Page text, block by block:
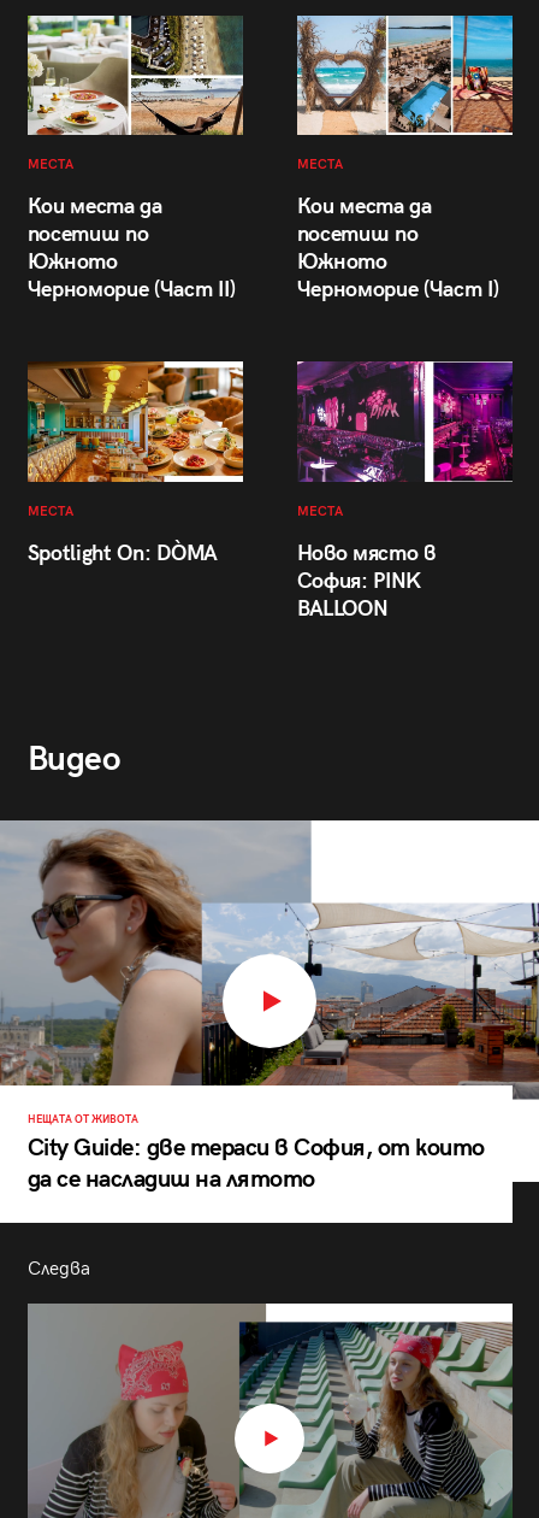
МЕСТА
Кои места да
посетиш по
Южното
Черноморие (Част II)
МЕСТА
Кои места да
посетиш по
Южното
Черноморие (Част I)
МЕСТА
Spotlight On: DÒMA
МЕСТА
Ново място в
София: PINK
BALLOON
Видео
НЕЩАТА ОТ ЖИВОТА
City Guide: две тераси в София, от които
да се насладиш на лятото
Следва